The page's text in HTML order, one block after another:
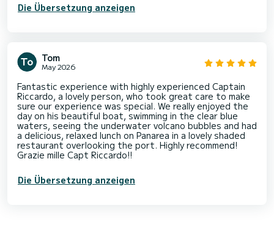
Die Übersetzung anzeigen
Tom
May 2026
Fantastic experience with highly experienced Captain
Riccardo, a lovely person, who took great care to make
sure our experience was special. We really enjoyed the
day on his beautiful boat, swimming in the clear blue
waters, seeing the underwater volcano bubbles and had
a delicious, relaxed lunch on Panarea in a lovely shaded
restaurant overlooking the port. Highly recommend!
Grazie mille Capt Riccardo!!
Die Übersetzung anzeigen